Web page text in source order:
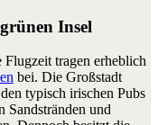
Insel
tragen erheblich
bei. Die Großstadt
typisch irischen Pubs
Sandstränden und